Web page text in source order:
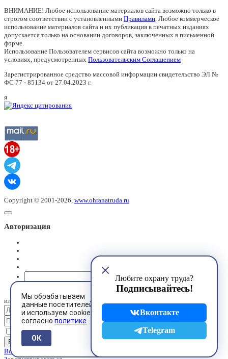
Мы обрабатываем
данные посетителей
и используем cookies
согласно политике
ОК
Любите охрану труда?
Подписывайтесь!
Вконтакте
Telegram
ВНИМАНИЕ! Любое использование материалов сайта возможно только в
строгом соответствии с установленными Правилами . Любое коммерческое
использование материалов сайта и их публикация в печатных изданиях
допускается только на основании договоров, заключенных в письменной
форме.
Использование Пользователем сервисов сайта возможно только на
условиях, предусмотренных Пользовательским Соглашением
Зарегистрированное средство массовой информации свидетельство ЭЛ №
ФС 77 - 85134 от 27.04.2023 г.
я
Copyright © 2001-2026, www.ohranatruda.ru
Авторизация
@mail.ru
или
Запомнить меня
Восстановить пароль